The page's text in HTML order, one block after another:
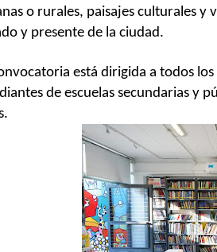
o rurales, paisajes culturales
y presente de la ciudad.
está dirigida a todos
de escuelas secundarias y